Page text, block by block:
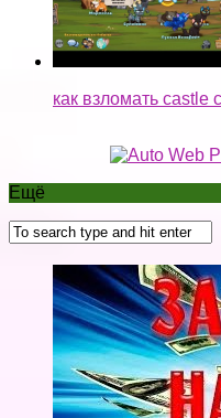
ЗАРАБОТОК В
ВЛОЖЕНИЙ